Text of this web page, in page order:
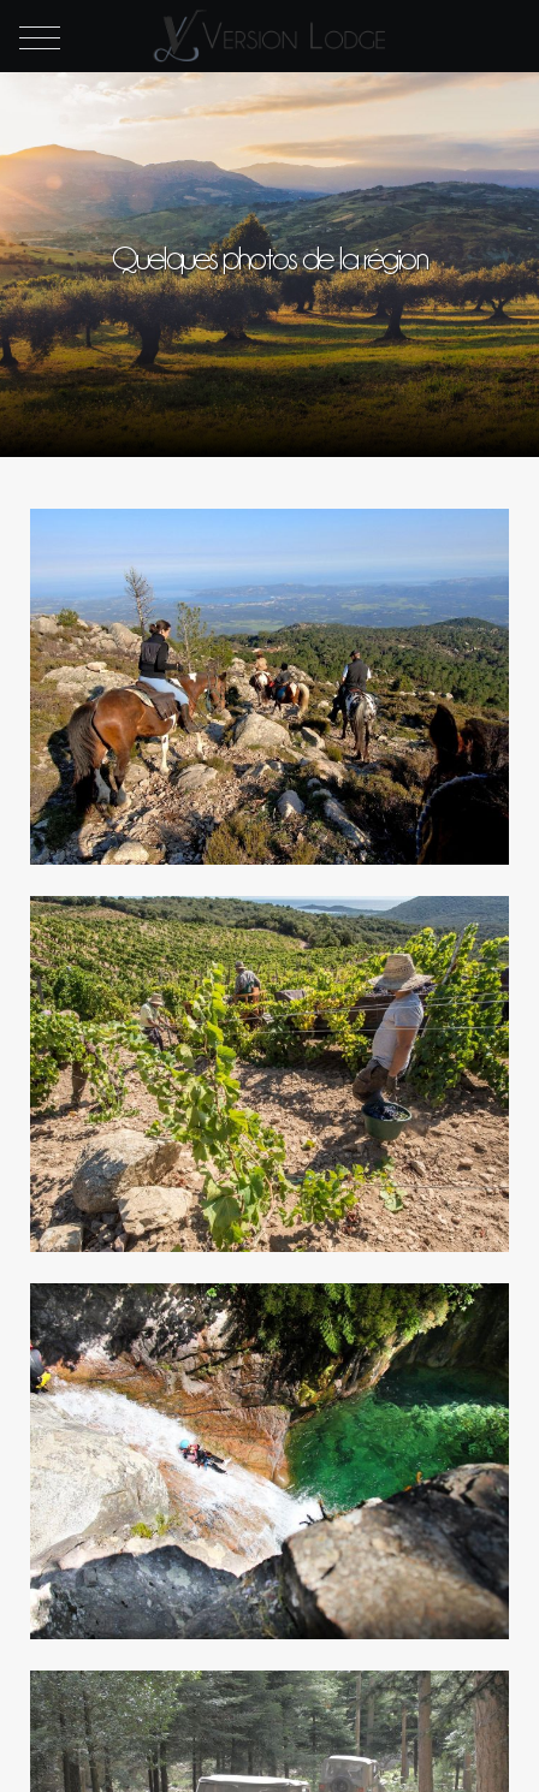
Quelques photos de la région